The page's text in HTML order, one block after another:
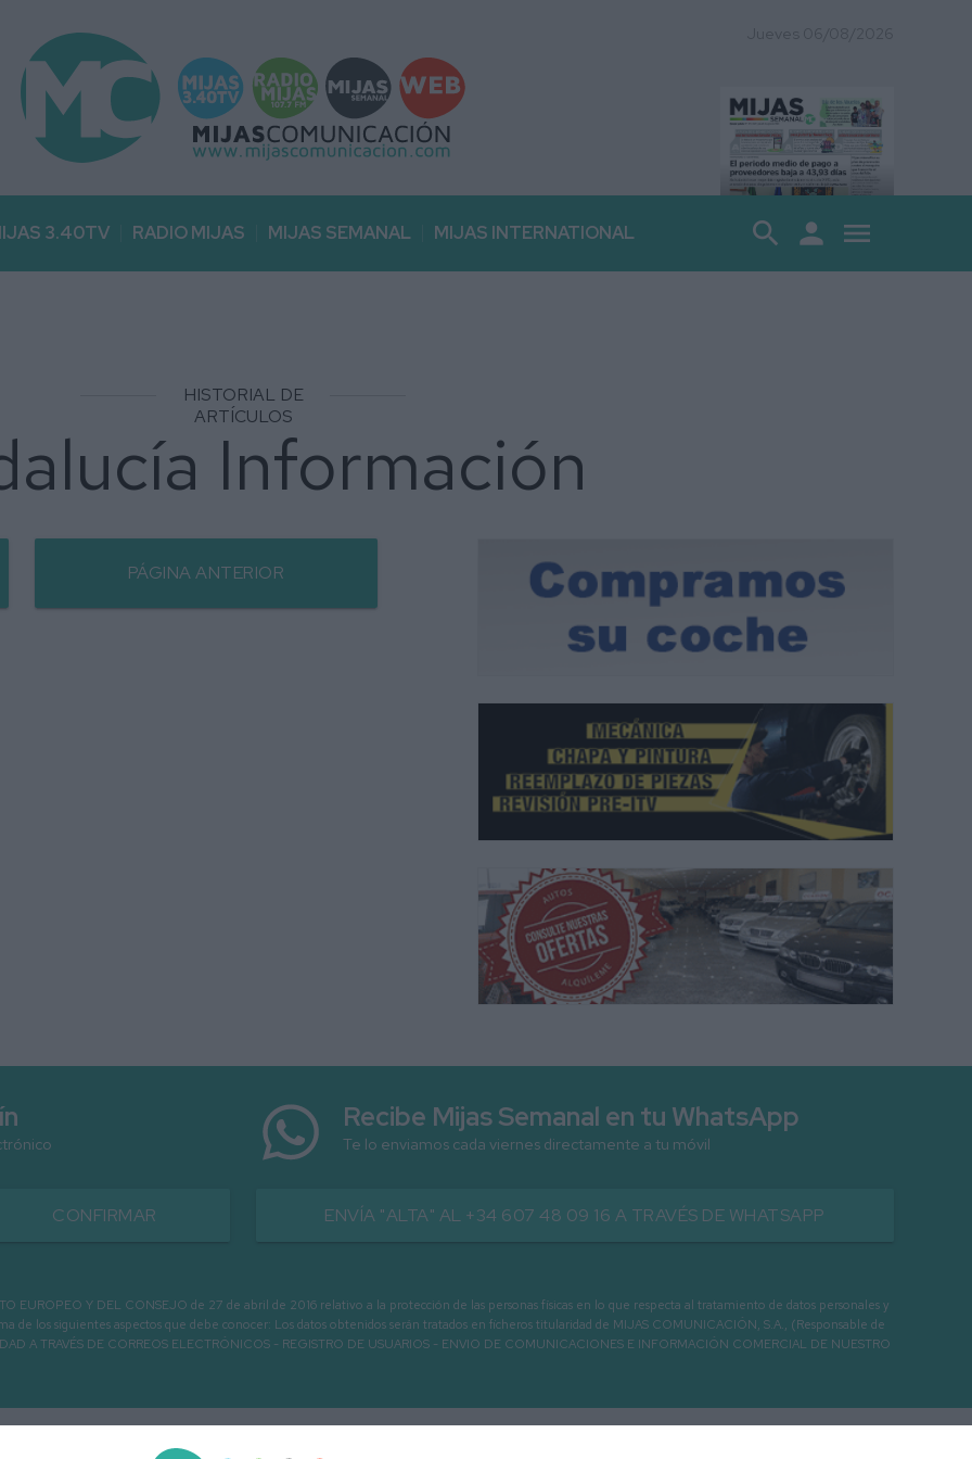
3.40TV RADIO MIJAS MIJAS SEMANAL MIJAS INTERNATIONAL search person menu
Información
PÁGINA ANTERIOR
CONFIRMAR
Recibe Mijas Semanal en tu WhatsApp
Te lo enviamos cada viernes directamente a tu móvil
ENVÍA "ALTA" AL +34 607 48 09 16 A TRAVÉS DE WHATSAPP
EUROPEO Y DEL CONSEJO de 27 de abril de 2016 relativo a la protección de las personas físicas en lo que respecta al tratamiento de datos personales y
de los siguientes aspectos que debe conocer: Los datos obtenidos serán tratados en ficheros titularidad de MIJAS COMUNICACIÓN, S.A., (Responsable de
A TRAVÉS DE CORREOS ELECTRÓNICOS - REGISTRO DE USUARIOS - ENVIO DE COMUNICACIONES E INFORMACIÓN COMERCIAL DE NUESTRO